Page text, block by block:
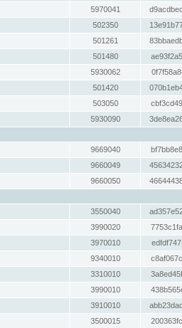
5970041
502350
501261
501480
5930062
501420
503050
5930090
9669040
9660049
9660050
3550040
3990020
3970010
9340010
3310010
3990010
3910010
3500015